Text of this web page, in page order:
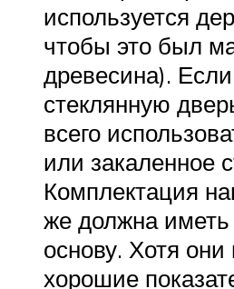
используется
чтобы это был
древесина).
стеклянную
всего
или закаленное
Комплектация
же должна
основу. Хотя
хорошие